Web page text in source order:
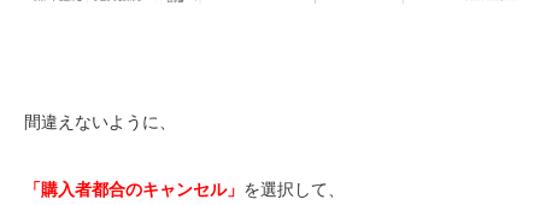
間違えないように、
「購入者都合のキャンセル」 を選択して、